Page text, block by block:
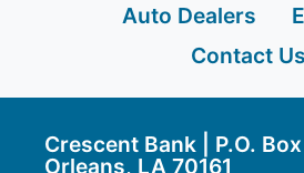
Auto Dealers
Contact Us
Crescent Bank | P.O.
Orleans, LA 70161